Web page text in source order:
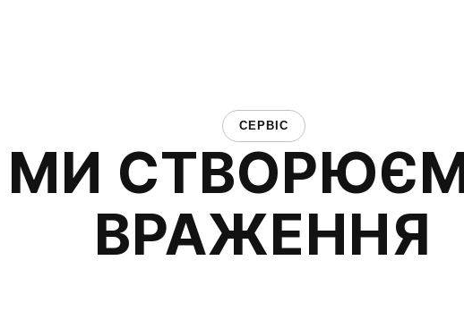
СЕРВІС
МИ
ВРАЖЕННЯ